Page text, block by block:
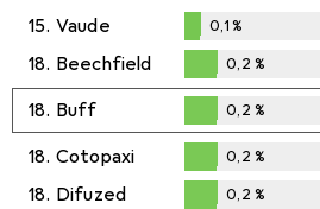
15. Vaude
%
0,1%
18. Beechfield
0,2%
0,2 %
18. Buff
0,2%
0,2 %
18. Cotopaxi
0,2%
0,2 %
18. Difuzed 0,2 %